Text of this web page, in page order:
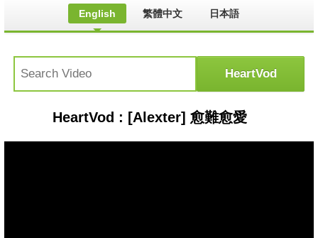
English 繁體中文 日本語
HeartVod : [Alexter] 愈難愈愛